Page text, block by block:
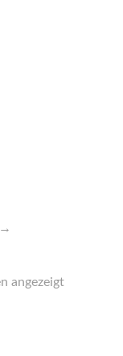
→
angezeigt